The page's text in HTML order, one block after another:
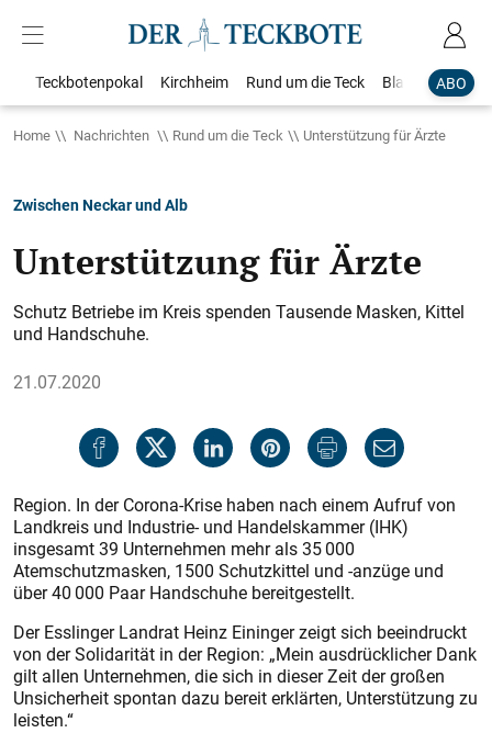
ABO
Teckbotenpokal Kirchheim Rund um die Teck Blaulicht
Home Nachrichten Rund um die Teck Unterstützung für Ärzte
Zwischen Neckar und Alb
Unterstützung für Ärzte
Schutz Betriebe im Kreis spenden Tausende Masken, Kittel
und Handschuhe.
21.07.2020
Region. In der Corona-Krise haben nach einem Aufruf von
Landkreis und Industrie- und Handelskammer (IHK)
insgesamt 39 Unternehmen mehr als 35 000
Atemschutzmasken, 1500 Schutzkittel und -anzüge und
über 40 000 Paar Handschuhe bereitgestellt.
Der Esslinger Landrat Heinz Eininger zeigt sich beeindruckt
von der Solidarität in der Region: „Mein ausdrücklicher Dank
gilt allen Unternehmen, die sich in dieser Zeit der großen
Unsicherheit spontan dazu bereit erklärten, Unterstützung zu
leisten.“